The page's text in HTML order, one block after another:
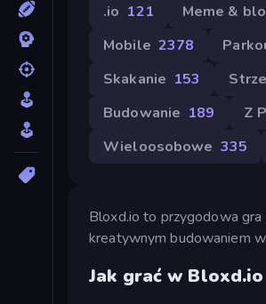
.io 121 Meme &
Mobile 2378
Skakanie 153
Budowanie 189 Z
Wieloosobowe 335
Bloxd.io to przygodowa
kreatywnym budowaniem
Jak grać w Bloxd.io